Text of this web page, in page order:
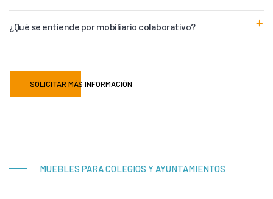
¿Qué se entiende por mobiliario colaborativo?
SOLICITAR MÁS INFORMACIÓN
MUEBLES PARA COLEGIOS Y AYUNTAMIENTOS